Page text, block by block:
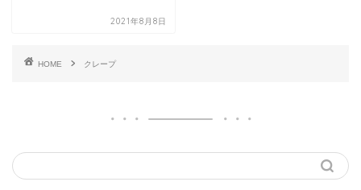
2021年8月8日
HOME クレープ